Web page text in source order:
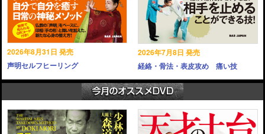
2026年8月31日 発売
声明セルフヒーリング
2026年7月8日 発売
経絡・骨法・表皮攻め 痛い技